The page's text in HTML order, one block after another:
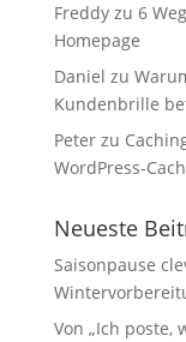
Freddyzu 6
Homepage
Daniel zu
Kundenbrille
Peterzu
WordPress-
Neueste
Saisonpause
Von „Ich poste,